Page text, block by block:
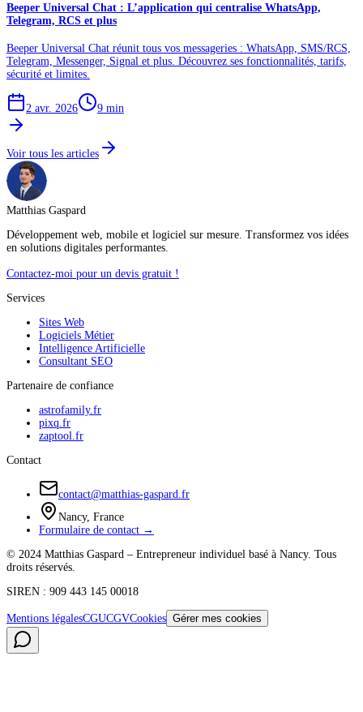
Beeper Universal Chat : L’application qui centralise WhatsApp,
Telegram, RCS et plus
Beeper Universal Chat réunit tous vos messageries : WhatsApp, SMS/RCS,
Telegram, Messenger, Signal et plus. Découvrez ses fonctionnalités, tarifs,
sécurité et limites.
2 avr. 2026 9 min
Voir tous les articles
Matthias Gaspard
Développement web, mobile et logiciel sur mesure. Transformez vos idées
en solutions digitales performantes.
Contactez-moi pour un devis gratuit !
Services
Sites Web
Logiciels Métier
Intelligence Artificielle
Consultant SEO
Partenaire de confiance
astrofamily.fr
pixq.fr
zaptool.fr
Contact
contact@matthias-gaspard.fr
Nancy, France
Formulaire de contact →
© 2024 Matthias Gaspard – Entrepreneur individuel basé à Nancy. Tous
droits réservés.
SIREN : 909 443 145 00018
Mentions légalesCGUCGVCookies Gérer mes cookies